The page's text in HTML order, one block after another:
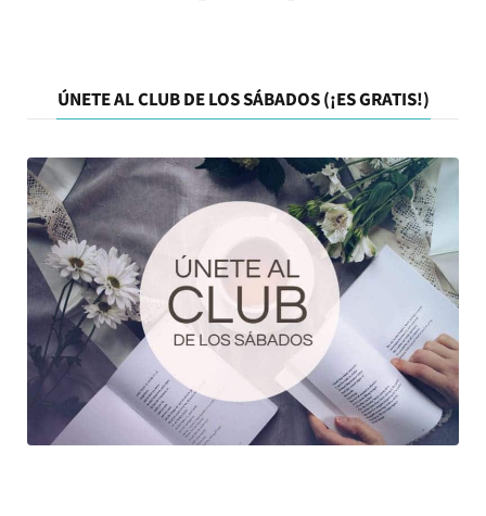
ÚNETE AL CLUB DE LOS SÁBADOS (¡ES GRATIS!)